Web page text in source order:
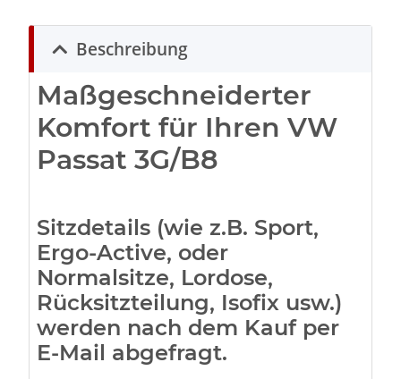
Beschreibung
Maßgeschneiderter
Komfort für Ihren VW
Passat 3G/B8
Sitzdetails (wie z.B. Sport,
Ergo-Active, oder
Normalsitze, Lordose,
Rücksitzteilung, Isofix usw.)
werden nach dem Kauf per
E-Mail abgefragt.